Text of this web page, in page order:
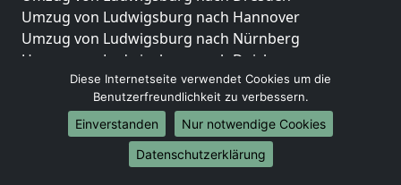
Umzug von Ludwigsburg nach Hannover
Umzug von Ludwigsburg nach Nürnberg
Umzug von Ludwigsburg nach Duisburg
Umzug von Ludwigsburg nach Bochum
Umzug von Ludwigsburg nach Wuppertal
Umzug von Ludwigsburg nach Bielefeld
Umzug von Ludwigsburg nach Bonn
Umzug von Ludwigsburg nach Münster
Diese Internetseite verwendet Cookies um die
Benutzerfreundlichkeit zu verbessern.
Einverstanden
Nur notwendige Cookies
Datenschutzerklärung